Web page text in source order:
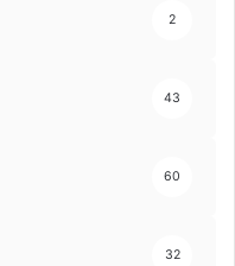
2
43
60
32